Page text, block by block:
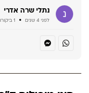
נתלי שרה אדרי
לפני 4 שנים 1 ביקורות